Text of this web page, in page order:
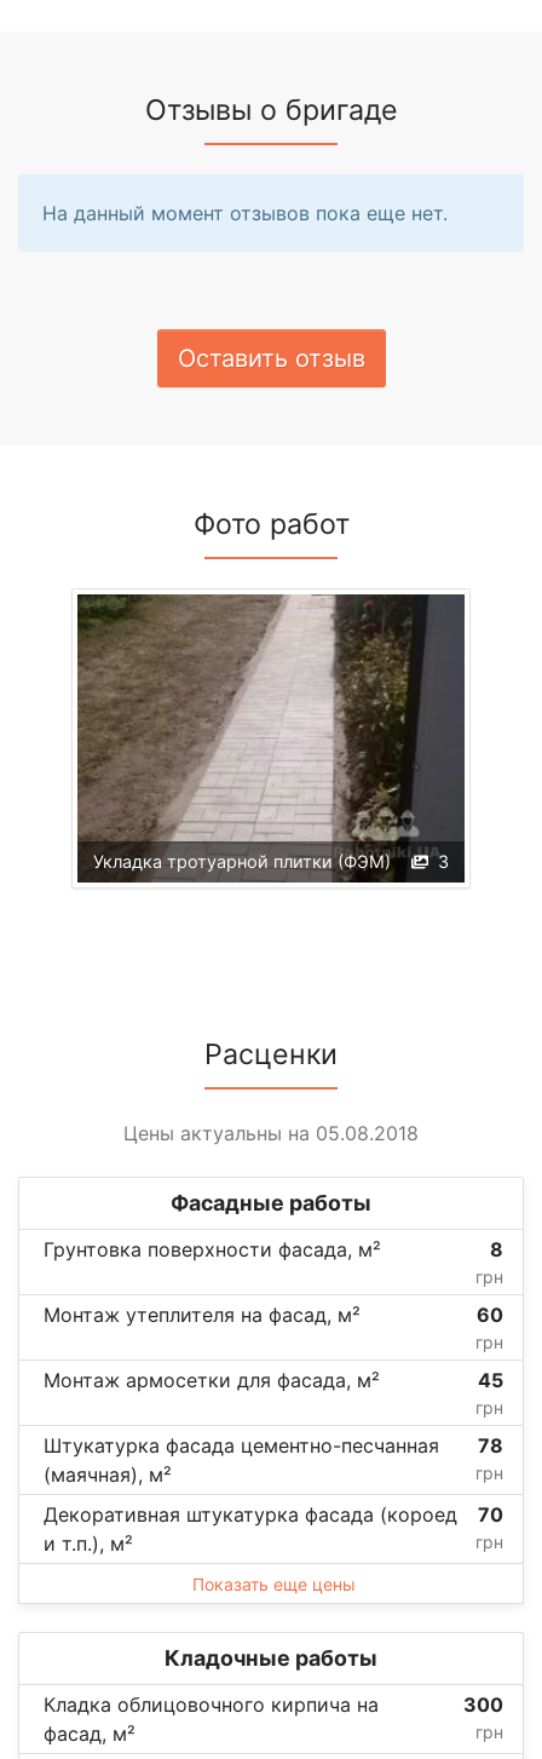
Отзывы о бригаде
На данный момент отзывов пока еще нет.
Оставить отзыв
Фото работ
3
Укладка тротуарной плитки (ФЭМ)
Расценки
Цены актуальны на 05.08.2018
Фасадные работы
Грунтовка поверхности фасада, м² 8
грн
Монтаж утеплителя на фасад, м² 60
грн
Монтаж армосетки для фасада, м² 45
грн
Штукатурка фасада цементно-песчанная
(маячная), м²
78
грн
Декоративная штукатурка фасада (короед
и т.п.), м²
70
грн
Показать еще цены
Кладочные работы
Кладка облицовочного кирпича на
фасад, м²
300
грн